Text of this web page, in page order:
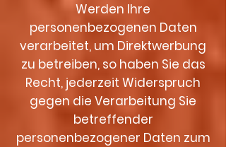
Werden Ihre
personenbezogenen Daten
verarbeitet, um Direktwerbung
zu betreiben, so haben Sie das
Recht, jederzeit Widerspruch
gegen die Verarbeitung Sie
betreffender
personenbezogener Daten zum